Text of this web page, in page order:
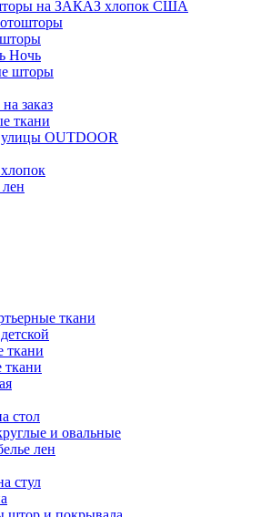
на ЗАКАЗ хлопок США
Ночь
шторы
заказ
ткани
OUTDOOR
ткани
ткани
ткани
стол
и овальные
лен
стул